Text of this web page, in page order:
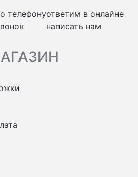
телефонуответим в онлайне
написать нам